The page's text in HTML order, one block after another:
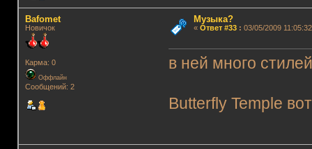
Bafomet
Новичок
Карма: 0
Оффлайн
Сообщений: 2
Музыка?
« Ответ #33: 03/05/2009
в ней много
Butterfly Temple